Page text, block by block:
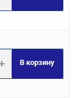
В корзину